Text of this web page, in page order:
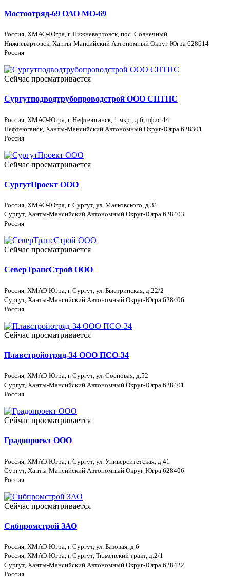
Мостоотряд-69 ОАО МО-69
Россия, ХМАО-Югра, г. Нижневартовск, пос. Солнечный
Нижневартовск, Ханты-Мансийский Автономный Округ-Югра 628614
Россия
Сейчас просматривается
Сургутподводтрубопроводстрой ООО СПТПС
Россия, ХМАО-Югра, г. Нефтеюганск, 1 мкр., д.6, офис 44
Нефтеюганск, Ханты-Мансийский Автономный Округ-Югра 628301
Россия
Сейчас просматривается
СургутПроект ООО
Россия, ХМАО-Югра, г. Сургут, ул. Маяковского, д.31
Сургут, Ханты-Мансийский Автономный Округ-Югра 628403
Россия
Сейчас просматривается
СеверТрансСтрой ООО
Россия, ХМАО-Югра, г. Сургут, ул. Быстринская, д.22/2
Сургут, Ханты-Мансийский Автономный Округ-Югра 628406
Россия
Сейчас просматривается
Плавстройотряд-34 ООО ПСО-34
Россия, ХМАО-Югра, г. Сургут, ул. Сосновая, д.52
Сургут, Ханты-Мансийский Автономный Округ-Югра 628401
Россия
Сейчас просматривается
Градопроект ООО
Россия, ХМАО-Югра, г. Сургут, ул. Университетская, д.41
Сургут, Ханты-Мансийский Автономный Округ-Югра 628406
Россия
Сейчас просматривается
Сибпромстрой ЗАО
Россия, ХМАО-Югра, г. Сургут, ул. Базовая, д.6
Россия, ХМАО-Югра, г. Сургут, Тюменский тракт, д.2/1
Сургут, Ханты-Мансийский Автономный Округ-Югра 628422
Россия